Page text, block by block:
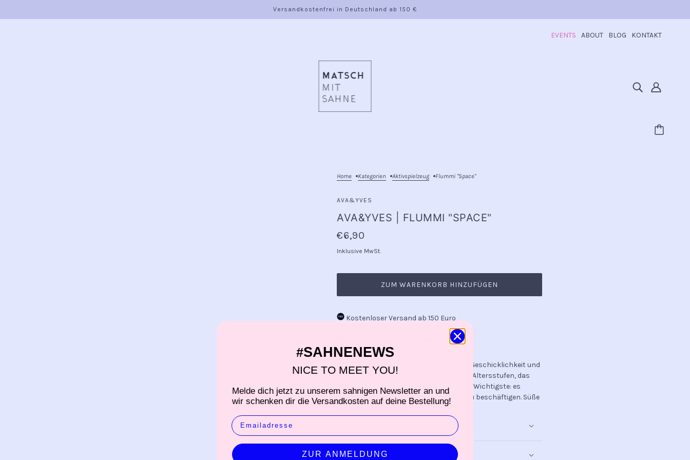
Versandkostenfrei in Deutschland ab 150 €
EVENTS ABOUT BLOG KONTAKT
Home Kategorien Aktivspielzeug Flummi "Space"
AVA&YVES
AVA&YVES | FLUMMI "SPACE"
€6,90
Inklusive MwSt.
ZUM WARENKORB HINZUFÜGEN
Kostenloser Versand ab 150 Euro
Versand innerhalb 2-3 Werktagen
Wer liebt sie nicht? Flummis fördern die Geschicklichkeit und
Koordination und helfen Kindern in allen Altersstufen, das
Sehen und Fühlen zu Trainieren. Aber das Wichtigste: es
macht super viel Spass sich mit Ihnen zu beschäftigen. Süße
HERSTELLER
#SAHNENEWS
NICE TO MEET YOU!
Melde dich jetzt zu unserem sahnigen Newsletter an und
wir schenken dir die Versandkosten auf deine Bestellung!
EMAIL
ZUR ANMELDUNG